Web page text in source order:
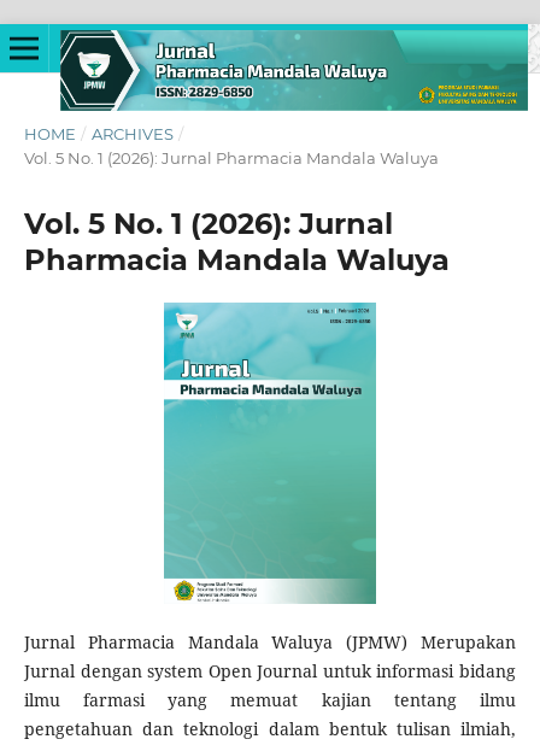
HOME / ARCHIVES /
Vol. 5 No. 1 (2026): Jurnal Pharmacia Mandala Waluya
Vol. 5 No. 1 (2026): Jurnal
Pharmacia Mandala Waluya
Jurnal Pharmacia Mandala Waluya (JPMW) Merupakan
Jurnal dengan system Open Journal untuk informasi bidang
ilmu farmasi yang memuat kajian tentang ilmu
pengetahuan dan teknologi dalam bentuk tulisan ilmiah,